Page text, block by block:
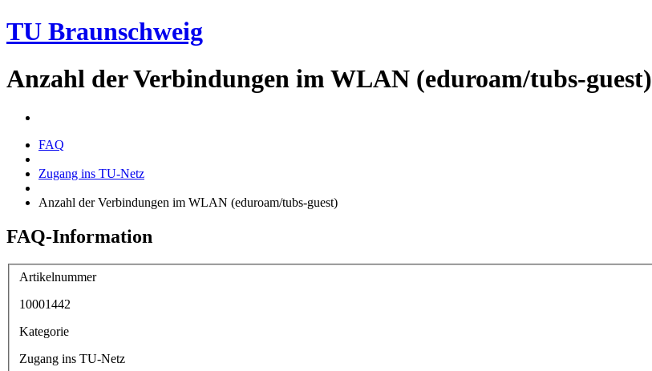
TU Braunschweig
Anzahl der Verbindungen im WLAN (eduroam/tubs-guest)
FAQ
Zugang ins TU-Netz
Anzahl der Verbindungen im WLAN (eduroam/tubs-guest)
FAQ-Information
Artikelnummer
10001442
Kategorie
Zugang ins TU-Netz